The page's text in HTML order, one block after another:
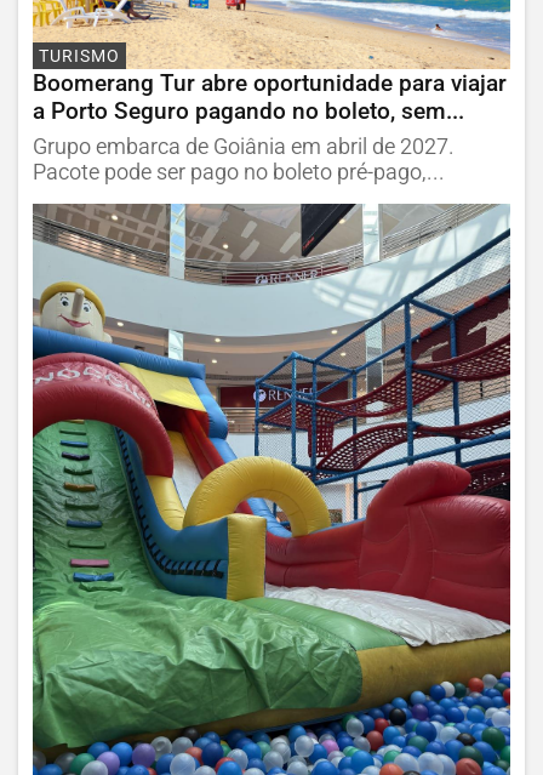
TURISMO
Boomerang Tur abre oportunidade para viajar
a Porto Seguro pagando no boleto, sem...
Grupo embarca de Goiânia em abril de 2027.
Pacote pode ser pago no boleto pré-pago,...